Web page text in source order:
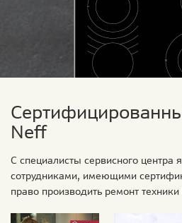
Neff
С специалисты сервисного центра
сотрудниками, имеющими
право производить ремонт